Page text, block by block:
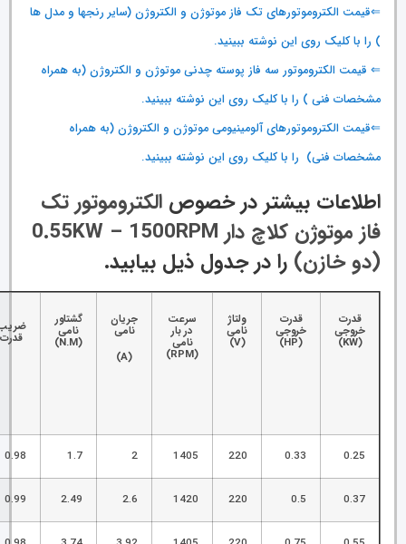
⇐قیمت الکتروموتورهای تک فاز موتوژن و الکتروژن (سایر رنجها و مدل ها
) را با کلیک روی این نوشته ببینید.
⇐ قیمت الکتروموتور سه فاز پوسته چدنی موتوژن و الکتروژن (به همراه
مشخصات فنی ) را با کلیک روی این نوشته ببینید.
⇐قیمت الکتروموتورهای آلومینیومی موتوژن و الکتروژن (به همراه
مشخصات فنی) را با کلیک روی این نوشته ببینید.
اطلاعات بیشتر در خصوص الکتروموتور تک
فاز موتوژن کلاچ دار 0.55KW – 1500RPM
(دو خازن) را در جدول ذیل بیابید.
قدرت
خروجی
(KW)
قدرت
خروجی
(HP)
ولتاژ
نامی
(V)
سرعت
در بار
نامی
(RPM)
جریان
نامی
(A)
گشتاور
نامی
(N.M) قدرت
0.25
0.33
220
1405
2
1.7
0.98
0.37
0.5
220
1420
2.6
2.49
0.99